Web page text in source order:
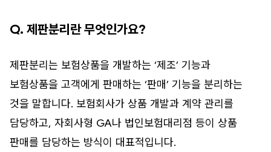
Q. 제판분리란 무엇인가요?
제판분리는 보험상품을 개발하는 ‘제조’ 기능과
보험상품을 고객에게 판매하는 ‘판매’ 기능을 분리하는
것을 말합니다. 보험회사가 상품 개발과 계약 관리를
담당하고, 자회사형 GA나 법인보험대리점 등이 상품
판매를 담당하는 방식이 대표적입니다.